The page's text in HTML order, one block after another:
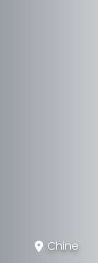
Chine